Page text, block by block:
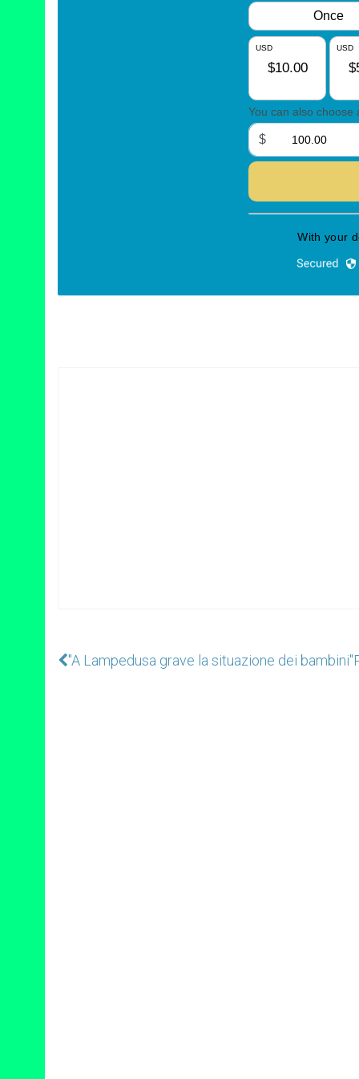
"A Lampedusa grave la situazione dei bambini"